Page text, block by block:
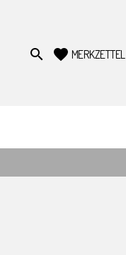
MERKZETTEL